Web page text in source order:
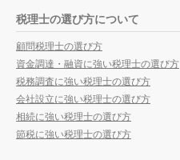
税理士の選び方について
顧問税理士の選び方
資金調達・融資に強い税理士の選び方
税務調査に強い税理士の選び方
会社設立に強い税理士の選び方
相続に強い税理士の選び方
節税に強い税理士の選び方